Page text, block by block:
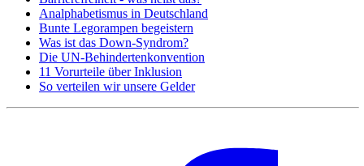
Analphabetismus in Deutschland
Bunte Legorampen begeistern
Was ist das Down-Syndrom?
Die UN-Behindertenkonvention
11 Vorurteile über Inklusion
So verteilen wir unsere Gelder